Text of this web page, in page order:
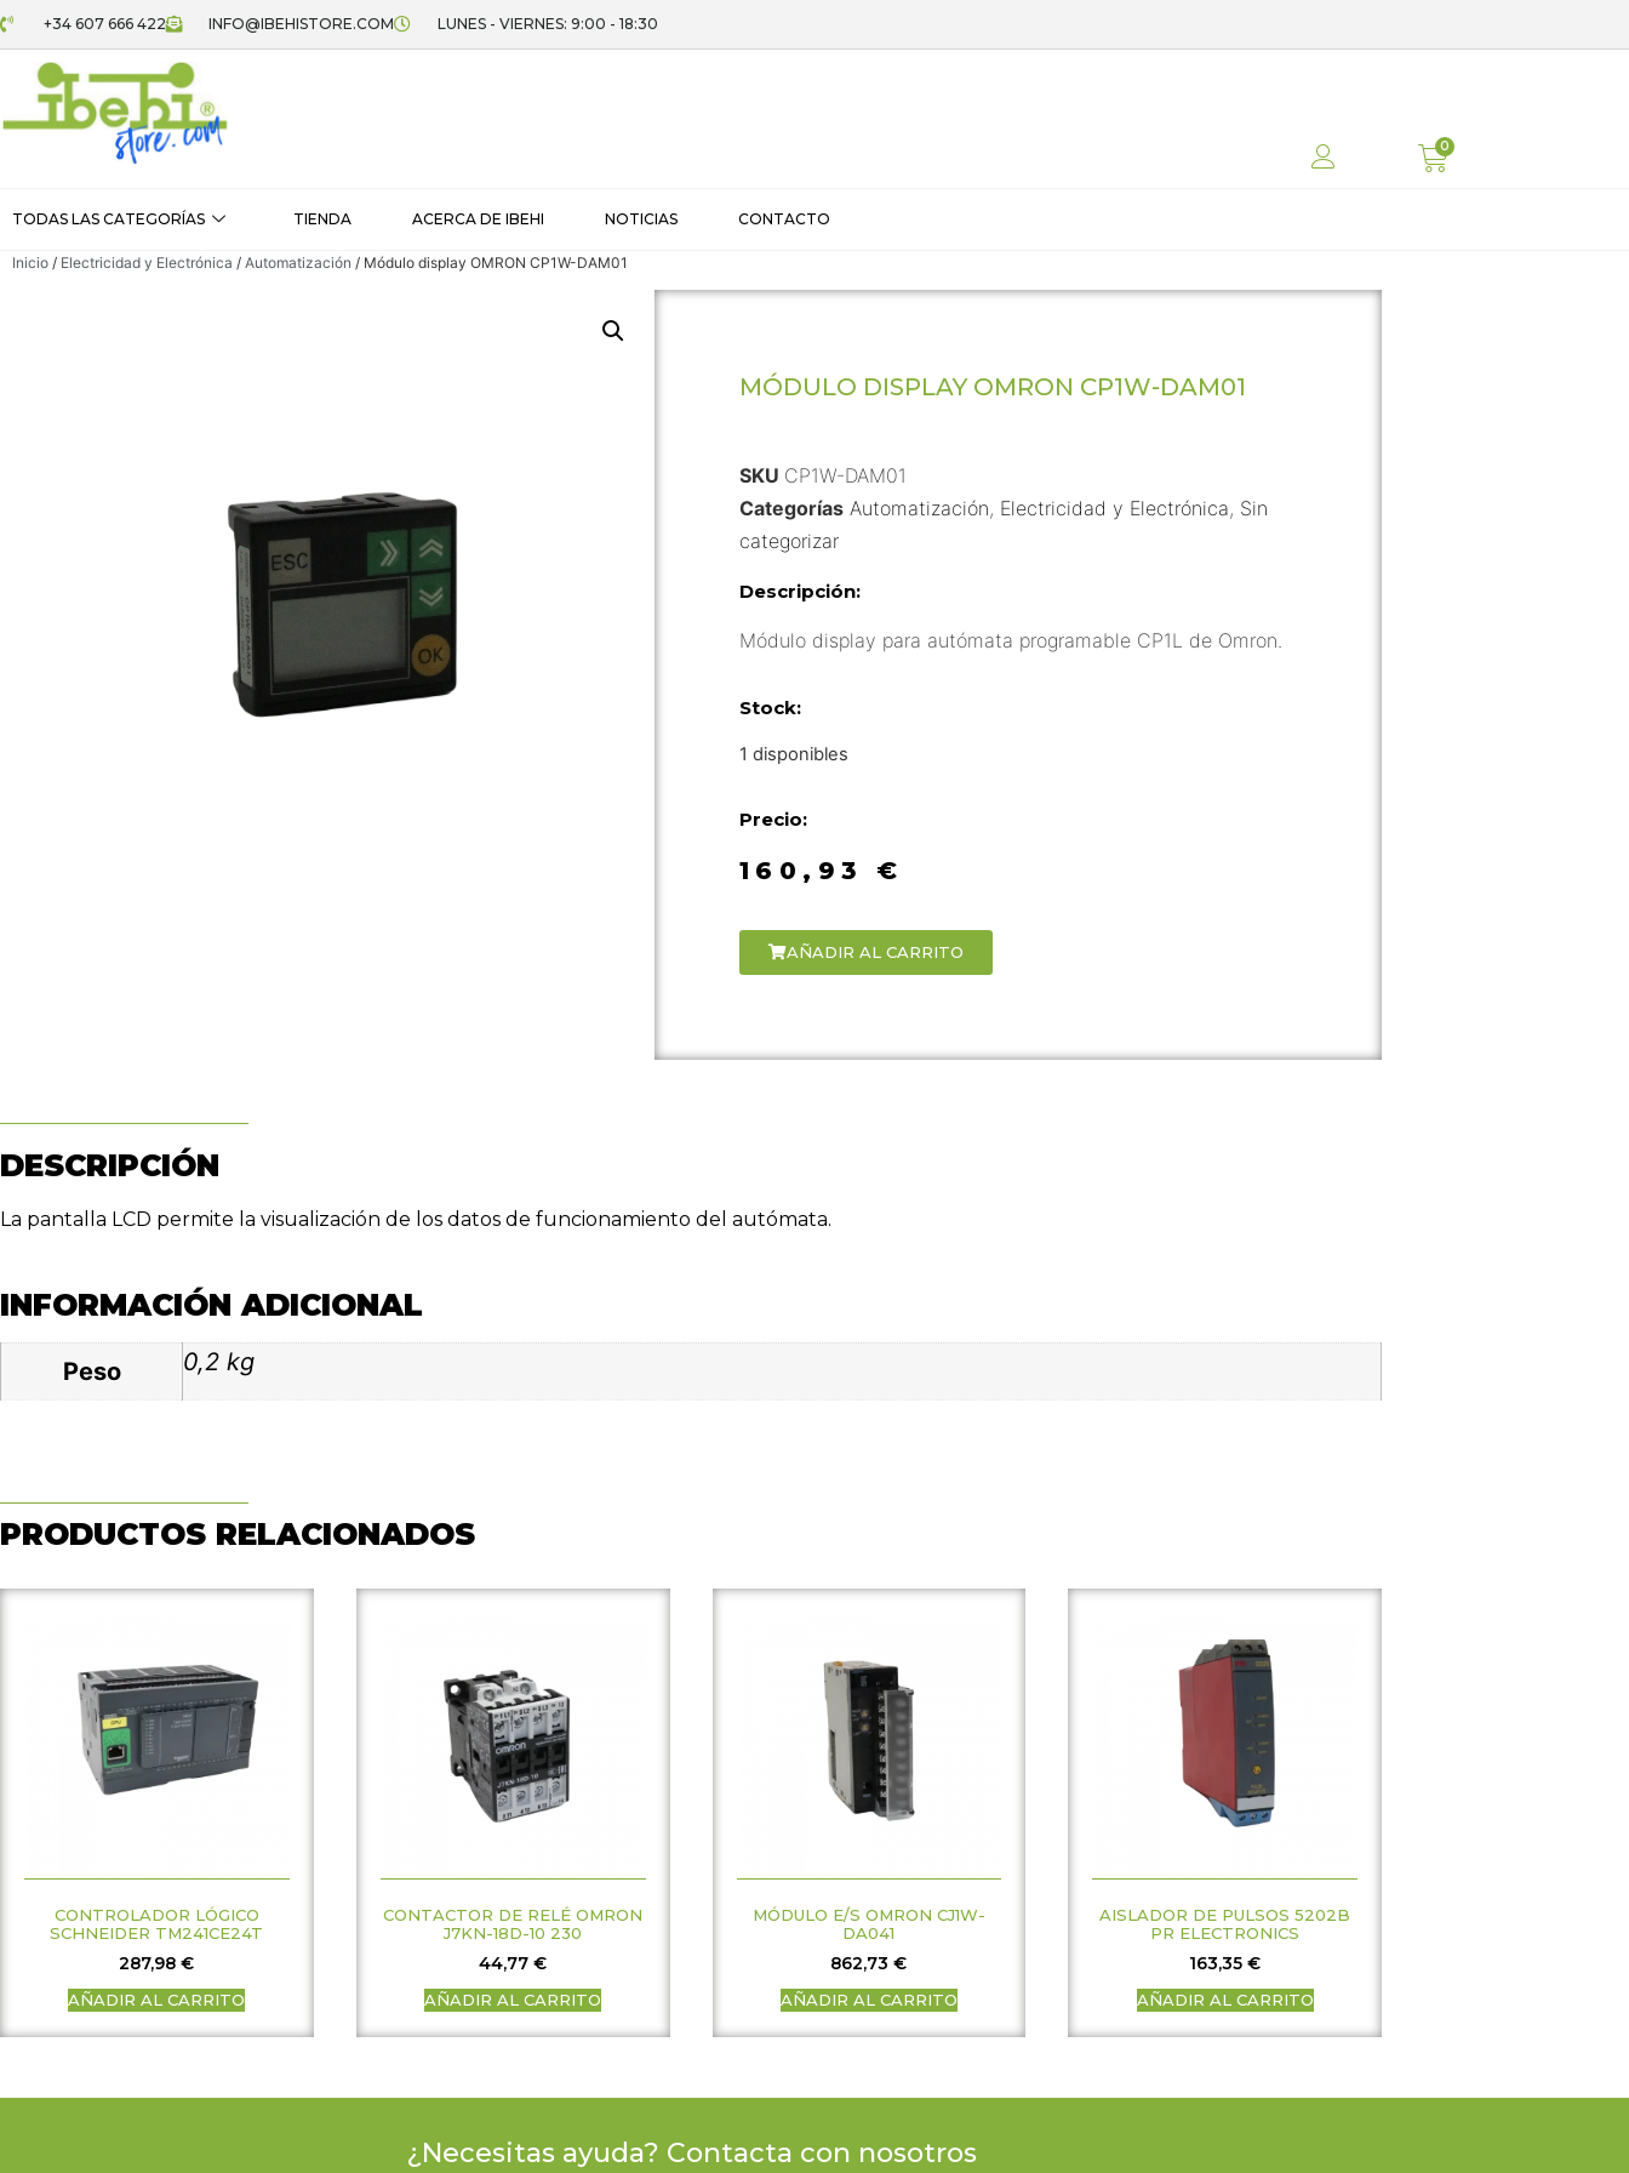
+34 607 666 422 INFO@IBEHISTORE.COM LUNES - VIERNES: 9:00 - 18:30
TODAS LAS CATEGORÍAS TIENDA ACERCA DE IBEHI NOTICIAS CONTACTO
Inicio / Electricidad y Electrónica / Automatización / Módulo display OMRON CP1W-DAM01
MÓDULO DISPLAY OMRON CP1W-DAM01
SKU CP1W-DAM01
Categorías Automatización, Electricidad y Electrónica, Sin
categorizar
Descripción:
Módulo display para autómata programable CP1L de Omron.
Stock:
1 disponibles
Precio:
160,93 €
AÑADIR AL CARRITO
DESCRIPCIÓN
La pantalla LCD permite la visualización de los datos de funcionamiento del autómata.
INFORMACIÓN ADICIONAL
Peso 0,2 kg
PRODUCTOS RELACIONADOS
CONTROLADOR LÓGICO
SCHNEIDER TM241CE24T
287,98€
AÑADIR AL CARRITO
CONTACTOR DE RELÉ OMRON
J7KN-18D-10 230
44,77€
AÑADIR AL CARRITO
MÓDULO E/S OMRON CJ1W-
DA041
862,73€
AÑADIR AL CARRITO
AISLADOR DE PULSOS 5202B
PR ELECTRONICS
163,35€
AÑADIR AL CARRITO
¿Necesitas ayuda? Contacta con nosotros